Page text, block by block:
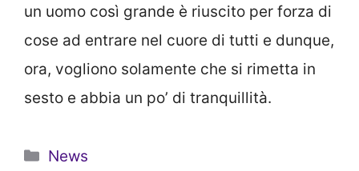
un uomo così grande è riuscito per forza di
cose ad entrare nel cuore di tutti e dunque,
ora, vogliono solamente che si rimetta in
sesto e abbia un po’ di tranquillità.
Categorie
News